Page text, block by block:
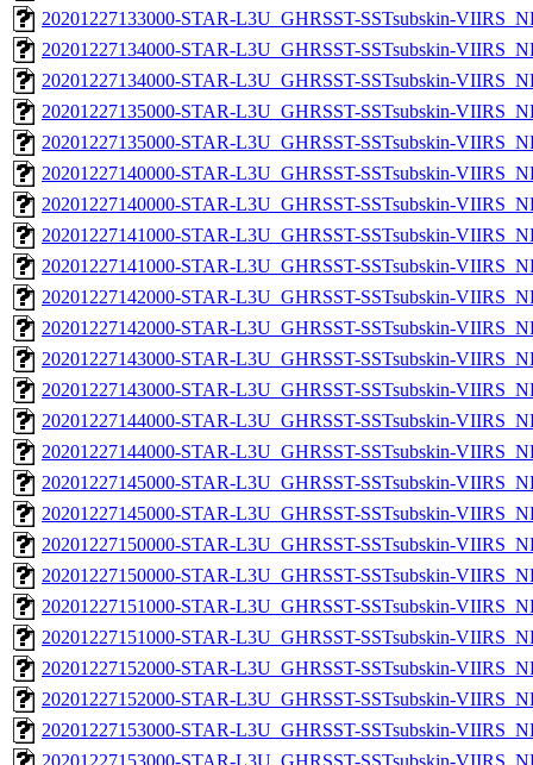
20201227133000-STAR-L3U_GHRSST-SSTsubskin-
20201227134000-STAR-L3U_GHRSST-SSTsubskin-
20201227134000-STAR-L3U_GHRSST-SSTsubskin-
20201227135000-STAR-L3U_GHRSST-SSTsubskin-
20201227135000-STAR-L3U_GHRSST-SSTsubskin-
20201227140000-STAR-L3U_GHRSST-SSTsubskin-
20201227140000-STAR-L3U_GHRSST-SSTsubskin-
20201227141000-STAR-L3U_GHRSST-SSTsubskin-
20201227141000-STAR-L3U_GHRSST-SSTsubskin-
20201227142000-STAR-L3U_GHRSST-SSTsubskin-
20201227142000-STAR-L3U_GHRSST-SSTsubskin-
20201227143000-STAR-L3U_GHRSST-SSTsubskin-
20201227143000-STAR-L3U_GHRSST-SSTsubskin-
20201227144000-STAR-L3U_GHRSST-SSTsubskin-
20201227144000-STAR-L3U_GHRSST-SSTsubskin-
20201227145000-STAR-L3U_GHRSST-SSTsubskin-
20201227145000-STAR-L3U_GHRSST-SSTsubskin-
20201227150000-STAR-L3U_GHRSST-SSTsubskin-
20201227150000-STAR-L3U_GHRSST-SSTsubskin-
20201227151000-STAR-L3U_GHRSST-SSTsubskin-
20201227151000-STAR-L3U_GHRSST-SSTsubskin-
20201227152000-STAR-L3U_GHRSST-SSTsubskin-
20201227152000-STAR-L3U_GHRSST-SSTsubskin-
20201227153000-STAR-L3U_GHRSST-SSTsubskin-